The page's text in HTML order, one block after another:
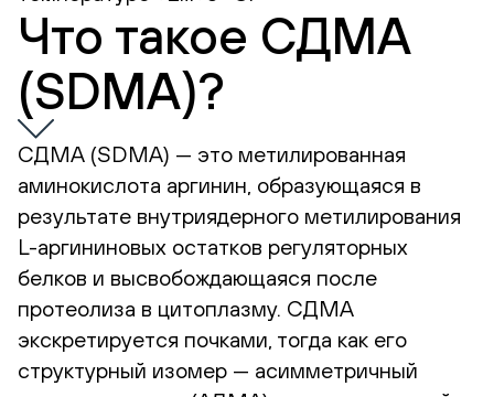
Что такое СДМА
(SDMA)?
СДМА (SDMA) — это метилированная
аминокислота аргинин, образующаяся в
результате внутриядерного метилирования
L-аргининовых остатков регуляторных
белков и высвобождающаяся после
протеолиза в цитоплазму. СДМА
экскретируется почками, тогда как его
структурный изомер — асимметричный